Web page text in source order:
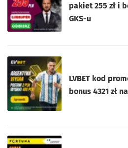
pakiet 255 zł i
GKS-u
LVBET kod
bonus 4321 zł